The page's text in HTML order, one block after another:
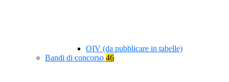
OIV (da pubblicare in tabelle)
Bandi di concorso 46